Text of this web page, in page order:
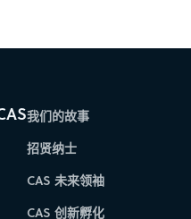
我们的故事
招贤纳士
CAS 未来领袖
CAS 创新孵化